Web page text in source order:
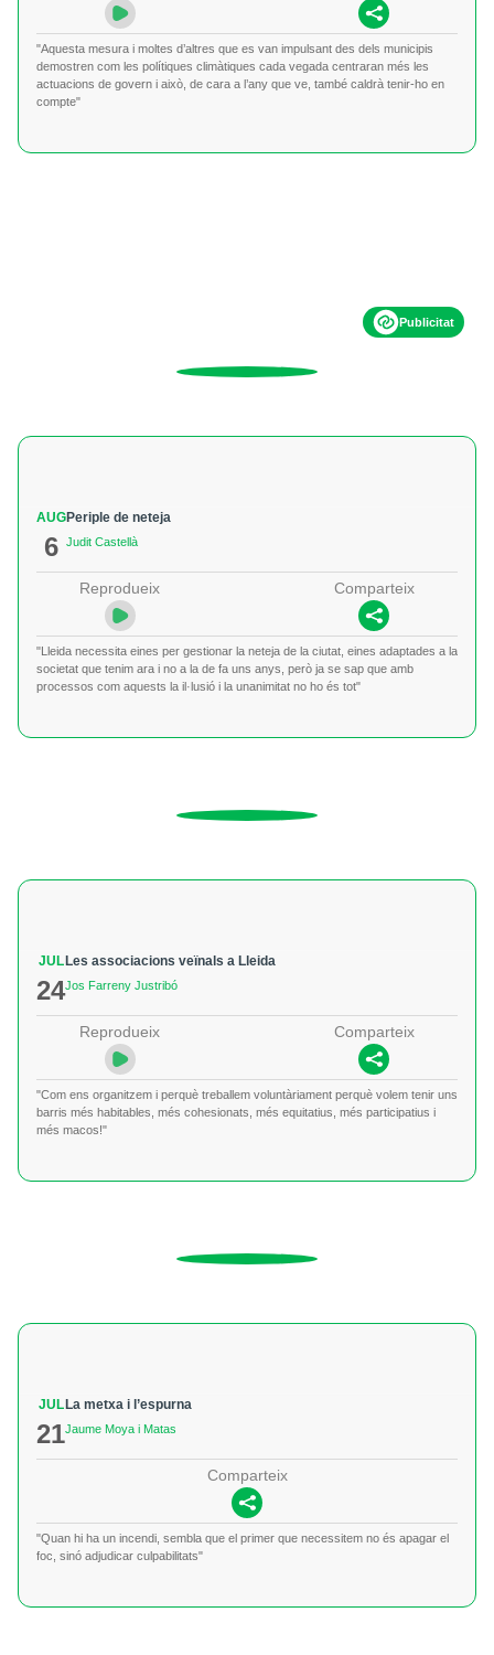
"Aquesta mesura i moltes d’altres que es van impulsant des dels municipis
demostren com les polítiques climàtiques cada vegada centraran més les
actuacions de govern i això, de cara a l’any que ve, també caldrà tenir-ho en
compte"
Publicitat
AUG
6
Periple de neteja
Judit Castellà
Reprodueix Comparteix
"Lleida necessita eines per gestionar la neteja de la ciutat, eines adaptades a la
societat que tenim ara i no a la de fa uns anys, però ja se sap que amb
processos com aquests la il·lusió i la unanimitat no ho és tot"
JUL
24
Les associacions veïnals a Lleida
Jos Farreny Justribó
Reprodueix Comparteix
"Com ens organitzem i perquè treballem voluntàriament perquè volem tenir uns
barris més habitables, més cohesionats, més equitatius, més participatius i
més macos!"
JUL
21
La metxa i l’espurna
Jaume Moya i Matas
Comparteix
"Quan hi ha un incendi, sembla que el primer que necessitem no és apagar el
foc, sinó adjudicar culpabilitats"